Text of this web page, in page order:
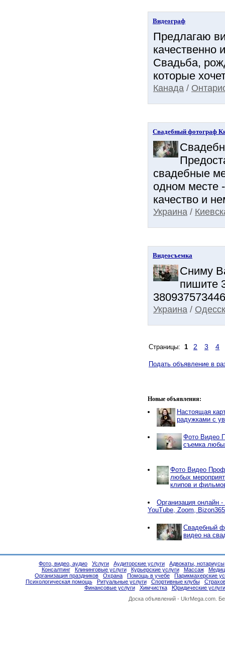
Видеограф
Предлагаю
качественно
Свадьба,
которые
Канада /
Свадебный фотограф
свадебные
одном месте
качество и
Украина /
Видеосъемка
Сниму
пишите
Украина /
Страницы: 1 2 3 4
Подать объявление в
Новые объявления:
Настоящая
радужками с
Фото Видео
съемка
Фото Видео
любых
клипов и
Организация онлайн
YouTube, Zoom, Bizon365
Свадебный
видео на
Фото, видео, аудио Услуги Аудиторские услуги
Адвокаты, нотариусы
Консалтинг
Клининговые услуги Курьерские услуги Массаж
Организация праздников
Охрана Помощь в учебе
Парикмахерские
Психологическая помощь
Ритуальные услуги Спортивные клубы
Финансовые услуги
Химчистка
Юридические услуги
Доска объявлений - UkrMega.com.